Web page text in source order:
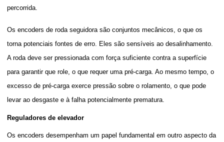
percorrida.
Os encoders de roda seguidora são conjuntos mecânicos, o que os
torna potenciais fontes de erro. Eles são sensíveis ao desalinhamento.
A roda deve ser pressionada com força suficiente contra a superfície
para garantir que role, o que requer uma pré-carga. Ao mesmo tempo, o
excesso de pré-carga exerce pressão sobre o rolamento, o que pode
levar ao desgaste e à falha potencialmente prematura.
Reguladores de elevador
Os encoders desempenham um papel fundamental em outro aspecto da